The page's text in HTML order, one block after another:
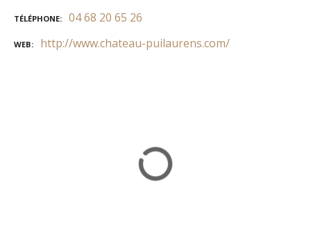
TÉLÉPHONE 04 68 20 65 26
WEB http://www.chateau-puilaurens.com/